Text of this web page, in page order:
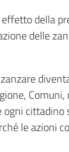
della
delle
le azioni